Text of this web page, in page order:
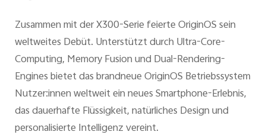
Zusammen mit der X300-Serie feierte OriginOS sein
weltweites Debüt. Unterstützt durch Ultra-Core-
Computing, Memory Fusion und Dual-Rendering-
Engines bietet das brandneue OriginOS Betriebssystem
Nutzer:innen weltweit ein neues Smartphone-Erlebnis,
das dauerhafte Flüssigkeit, natürliches Design und
personalisierte Intelligenz vereint.